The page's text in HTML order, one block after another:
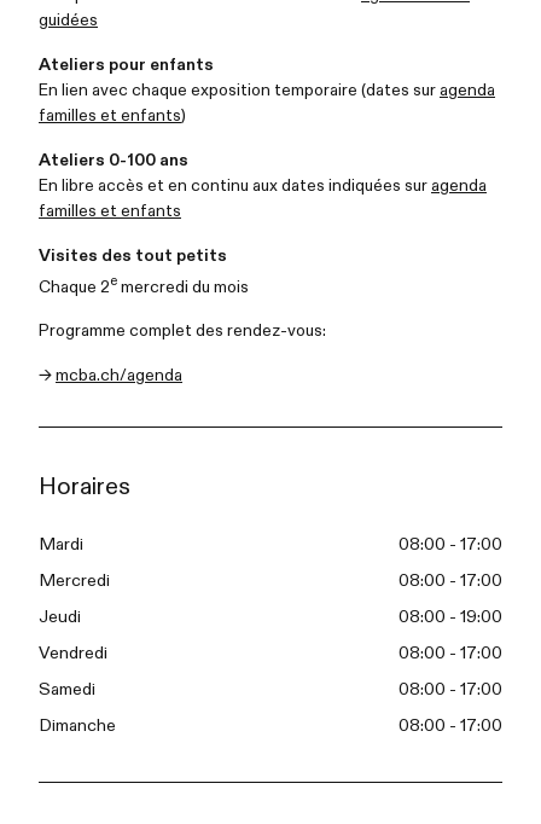
guidées
Ateliers pour enfants
En lien avec chaque exposition temporaire (dates sur agenda
familles et enfants)
Ateliers 0-100 ans
En libre accès et en continu aux dates indiquées sur agenda
familles et enfants
Visites des tout petits
Chaque 2e mercredi du mois
Programme complet des rendez-vous:
→ mcba.ch/agenda
Horaires
Mardi 08:00 - 17:00
Mercredi 08:00 - 17:00
Jeudi 08:00 - 19:00
Vendredi 08:00 - 17:00
Samedi 08:00 - 17:00
Dimanche 08:00 - 17:00